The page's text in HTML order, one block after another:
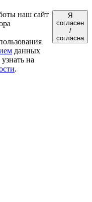
наш сайт
данных
на
.
Я
согласен
/
согласна